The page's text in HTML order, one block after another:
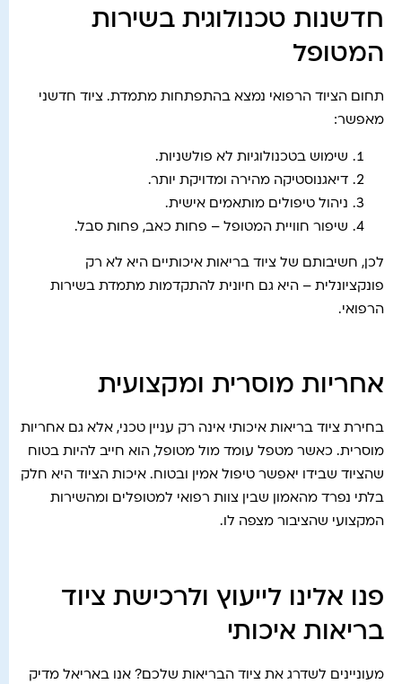
חדשנות טכנולוגית בשירות
המטופל
תחום הציוד הרפואי נמצא בהתפתחות מתמדת. ציוד חדשני
מאפשר:
שימוש בטכנולוגיות לא פולשניות.
דיאגנוסטיקה מהירה ומדויקת יותר.
ניהול טיפולים מותאמים אישית.
שיפור חוויית המטופל – פחות כאב, פחות סבל.
לכן, חשיבותם של ציוד בריאות איכותיים היא לא רק
פונקציונלית – היא גם חיונית להתקדמות מתמדת בשירות
הרפואי.
אחריות מוסרית ומקצועית
בחירת ציוד בריאות איכותי אינה רק עניין טכני, אלא גם אחריות
מוסרית. כאשר מטפל עומד מול מטופל, הוא חייב להיות בטוח
שהציוד שבידו יאפשר טיפול אמין ובטוח. איכות הציוד היא חלק
בלתי נפרד מהאמון שבין צוות רפואי למטופלים ומהשירות
המקצועי שהציבור מצפה לו.
פנו אלינו לייעוץ ולרכישת ציוד
בריאות איכותי
מעוניינים לשדרג את ציוד הבריאות שלכם? אנו באריאל מדיק